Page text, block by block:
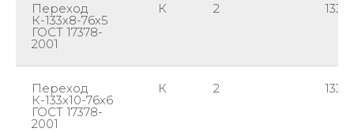
Переход
К-133х8-76х5
ГОСТ 17378-
2001
К 2 133
Переход
К-133х10-76х6
ГОСТ 17378-
2001
К 2 133